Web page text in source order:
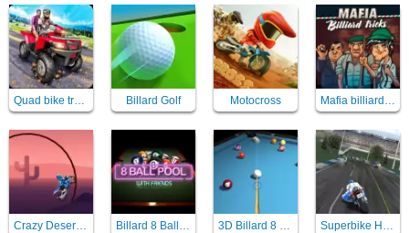
Quad bike traffic racing mania Billard Golf Motocross Mafia billiard tricks - billard
Crazy Desert Moto Billard 8 Ball pool with friends 3D Billard 8 ball pool Superbike Hero